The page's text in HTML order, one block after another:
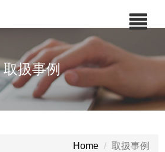
取扱事例
Home 取扱事例